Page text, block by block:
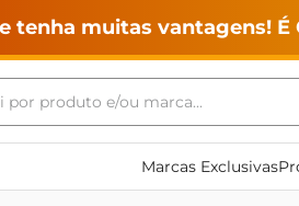
tenha muitas vantagens!
por produto e/ou marca...
Marcas Exclusivas
buscados